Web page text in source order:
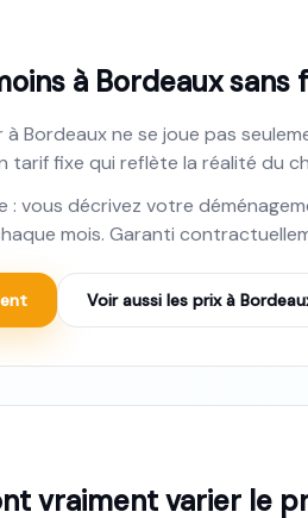
à Bordeaux sans
Bordeaux ne se joue pas
tarif fixe qui reflète la réalité du
: vous décrivez votre
mois. Garanti
Voir aussi les prix à
vraiment varier le